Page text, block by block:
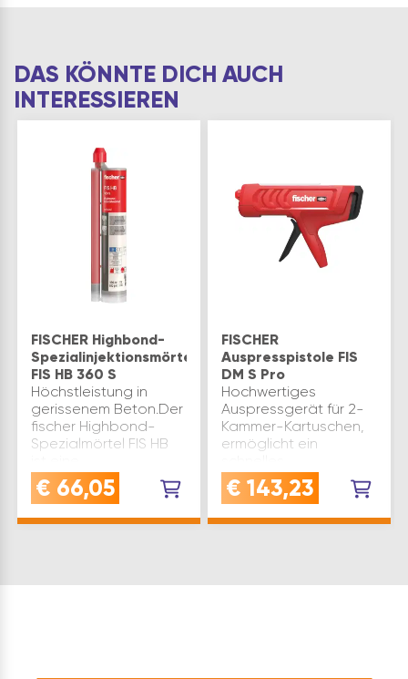
DAS KÖNNTE DICH AUCH
INTERESSIEREN
FISCHER Highbond-
Spezialinjektionsmörtel
FIS HB 360 S
Höchstleistung in
gerissenem Beton.Der
fischer Highbond-
Spezialmörtel FIS HB
Systemkomponente
des fischer Highbond-
€ 66,05
FISCHER
Auspresspistole FIS
DM S Pro
Hochwertiges
Auspressgerät für 2-
Kammer-Kartuschen,
ermöglicht ein
ermüdungsfreies
Arbeiten. Hinweis:Für T
€ 143,23